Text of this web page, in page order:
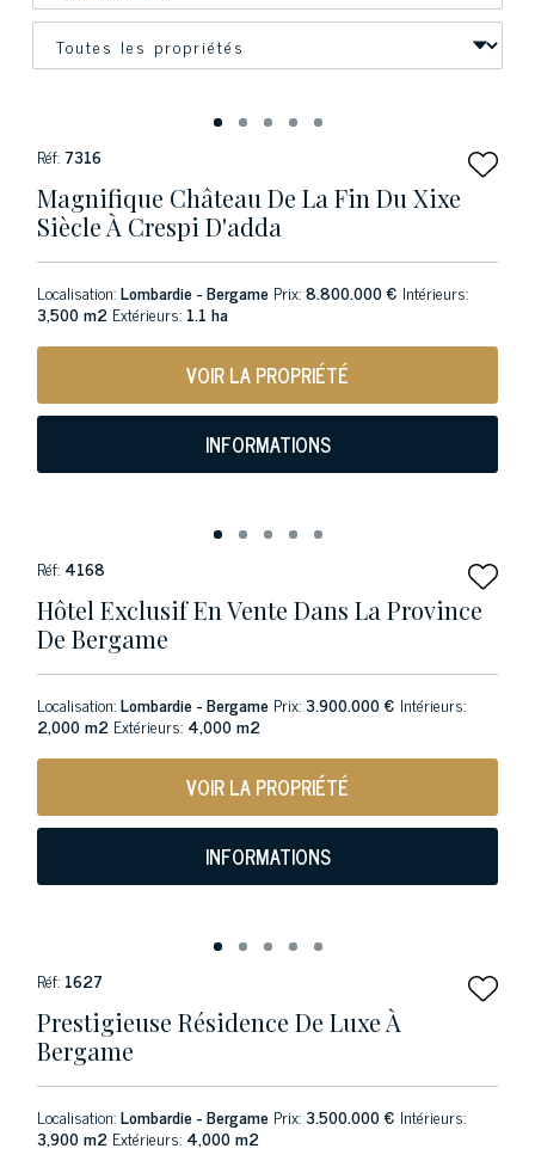
Réf: 7316
Magnifique Château De La Fin Du Xixe
Siècle À Crespi D'adda
Localisation:Lombardie - Bergame Prix:8.800.000 € Intérieurs:
3,500 m2 Extérieurs: 1.1 ha
VOIR LA PROPRIÉTÉ
INFORMATIONS
Réf: 4168
Hôtel Exclusif En Vente Dans La Province
De Bergame
Localisation:Lombardie - Bergame Prix:3.900.000 € Intérieurs:
2,000 m2 Extérieurs: 4,000 m2
VOIR LA PROPRIÉTÉ
INFORMATIONS
Réf: 1627
Prestigieuse Résidence De Luxe À
Bergame
Localisation:Lombardie - Bergame Prix:3.500.000 € Intérieurs:
3,900 m2 Extérieurs: 4,000 m2